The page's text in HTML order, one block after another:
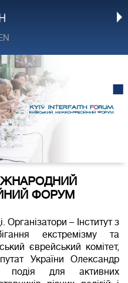
ФОРУМ
– Інститут з
екстремізму та
єврейський комітет,
України Олександр
для активних